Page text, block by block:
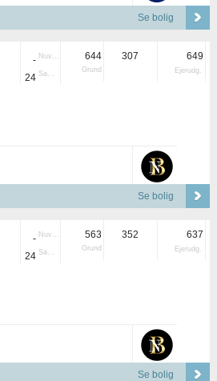
Se bolig
- Nuvær.
24 Samlet
644
Grund
307 649
Ejerudg.
Se bolig
- Nuvær.
24 Samlet
563
Grund
352 637
Ejerudg.
Se bolig